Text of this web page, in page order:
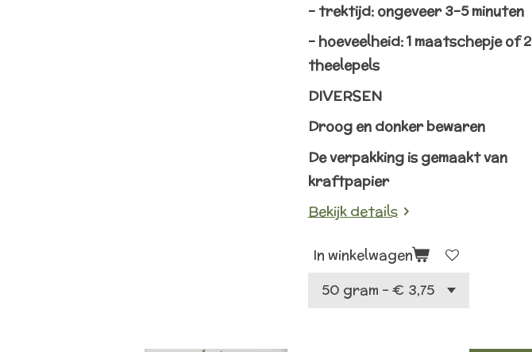
– trektijd: ongeveer 3-5 minuten
– hoeveelheid: 1 maatschepje of 2
theelepels
DIVERSEN
Droog en donker bewaren
De verpakking is gemaakt van
kraftpapier
Bekijk details
In winkelwagen